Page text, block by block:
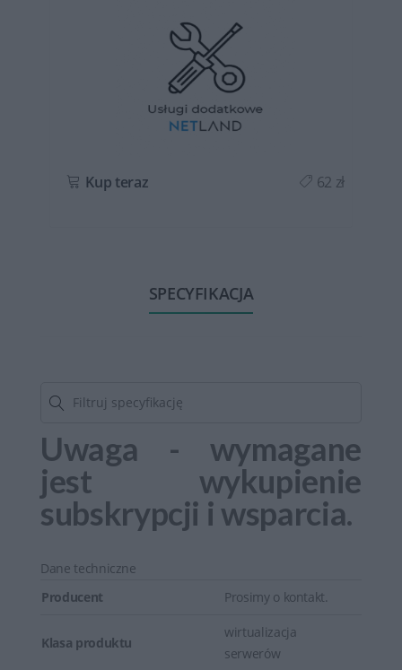
Kup teraz 62 zł
SPECYFIKACJA
Uwaga - wymagane
jest wykupienie
subskrypcji i wsparcia.
Dane techniczne
Producent
Prosimy o kontakt.
Klasa produktu
wirtualizacja
serwerów